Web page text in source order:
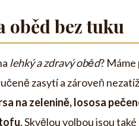
oběd bez tuku
lehký a zdravý oběd?
zasytí a zároveň
na zelenině, lososa
. Skvělou volbou jsou